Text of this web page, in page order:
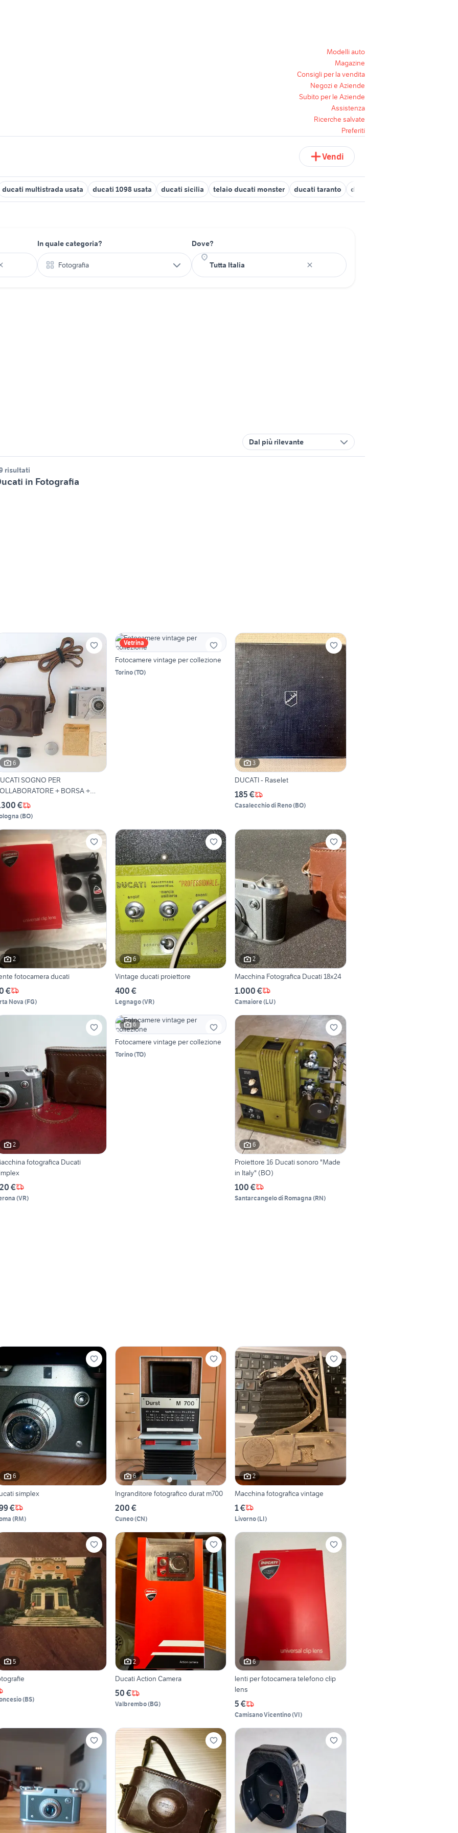
Modelli auto
Magazine
Consigli per la vendita
Negozi e Aziende
Subito per le Aziende
Assistenza
Ricerche salvate
Preferiti
Vendi
ducati multistrada usata ducati 1098 usata ducati sicilia telaio ducati monster ducati taranto ducati 98 sport
In quale categoria?
Fotografia
Dove?
Dal più rilevante
risultati
in Fotografia
6
SOGNO PER
+ BORSA +
€
(BO)
Vetrina
Fotocamere vintage per collezione
Torino(TO)
3
DUCATI - Raselet
185 €
Casalecchio di Reno(BO)
2
fotocamera ducati
€
Nova (FG)
6
Vintage ducati proiettore
400 €
Legnago(VR)
2
Macchina Fotografica Ducati 18x24
1.000 €
Camaiore(LU)
2
fotografica Ducati
€
(VR)
6
Fotocamere vintage per collezione
Torino(TO)
6
Proiettore 16 Ducati sonoro "Made
in Italy" (BO)
100 €
Santarcangelo di Romagna (RN)
6
simplex
€
(RM)
6
Ingranditore fotografico durat m700
200 €
Cuneo(CN)
2
Macchina fotografica vintage
1 €
Livorno(LI)
5
(BS)
2
Ducati Action Camera
50 €
Valbrembo(BG)
6
lenti per fotocamera telefono clip
lens
5 €
Camisano Vicentino(VI)